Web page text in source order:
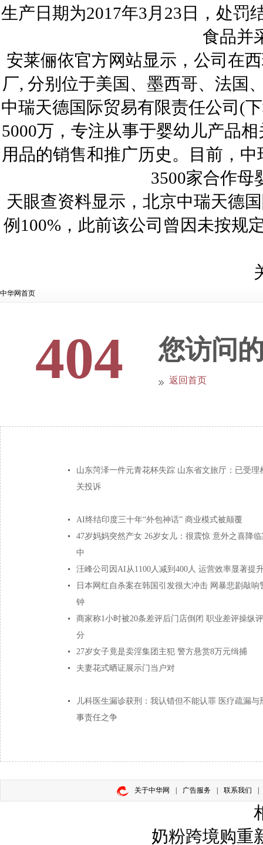
生产日期为2017年3月23日，处罚
食品并
安莱俪依官方网站显示，公司在
厂, 分别位于美国、墨西哥、法国
中瑞天德国际贸易有限责任公司(
5000万，专注从事于婴幼儿产品
用品的销售和推广历史。目前，
3500家合作母
天眼查资料显示，北京中瑞天德
例100%，此前该公司曾因未按规
中华网首页
404 您访问
返回首页
山东菏泽一件元青花杯失踪 山东省文旅厅：已受理
关投诉
AI终结印度三十年“外包神话” 商业模式被颠覆
47岁妈妈突然产女 26岁女儿：很震惊 意外之喜降
中
汪峰公司因AI从1100人减到400人 运营效率显著提
日本网红自杀案在韩国引发很大冲击 网暴悲剧敲响
钟
商家称1小时被20条差评后门店倒闭 职业差评操纵评
分
27岁女子竟是卖淫集团主犯 警方悬赏8万元缉捕
夫妻花式晒证展示门当户对
儿科医生漏诊获刑：我认错但不能认罪 医疗疏漏与
事责任之争
关于中华网 广告服务 联系我们
奶粉跨境购重